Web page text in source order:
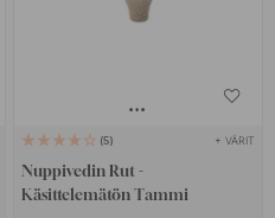
5 + VÄRIT
Nuppivedin Rut -
Käsittelemätön Tammi